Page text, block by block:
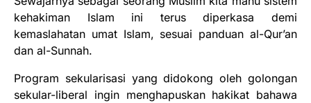
kehakiman Islam ini terus diperkasa demi
kemaslahatan umat Islam, sesuai panduan al-Qur’an
dan al-Sunnah.
Program sekularisasi yang didokong oleh golongan
sekular-liberal ingin menghapuskan hakikat bahawa